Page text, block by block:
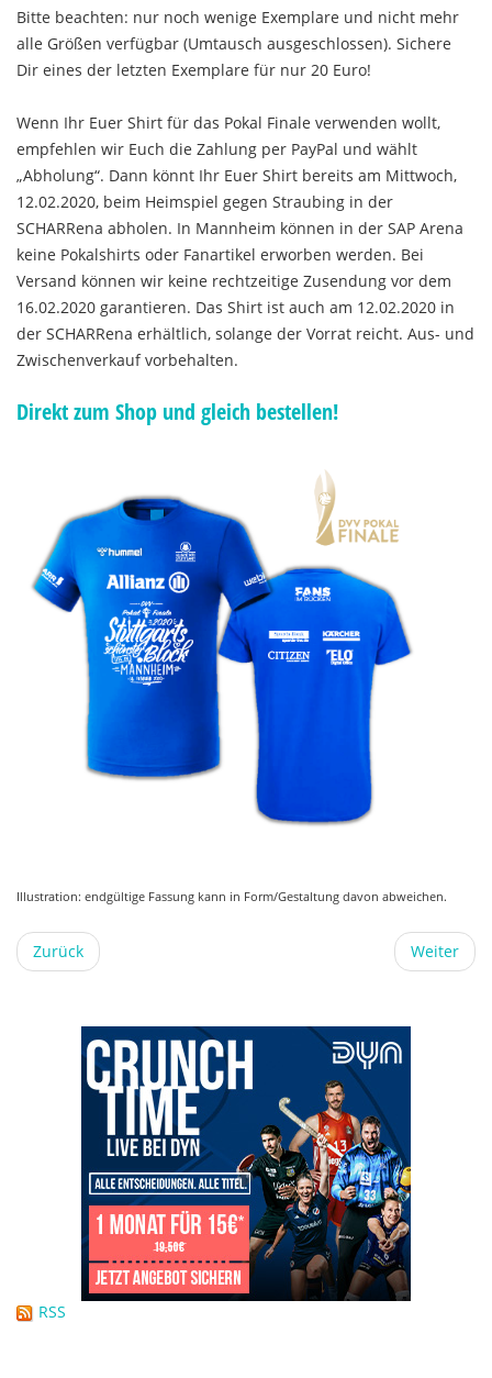
Bitte beachten: nur noch wenige Exemplare und nicht mehr
alle Größen verfügbar (Umtausch ausgeschlossen). Sichere
Dir eines der letzten Exemplare für nur 20 Euro!
Wenn Ihr Euer Shirt für das Pokal Finale verwenden wollt,
empfehlen wir Euch die Zahlung per PayPal und wählt
„Abholung“. Dann könnt Ihr Euer Shirt bereits am Mittwoch,
12.02.2020, beim Heimspiel gegen Straubing in der
SCHARRena abholen. In Mannheim können in der SAP Arena
keine Pokalshirts oder Fanartikel erworben werden. Bei
Versand können wir keine rechtzeitige Zusendung vor dem
16.02.2020 garantieren. Das Shirt ist auch am 12.02.2020 in
der SCHARRena erhältlich, solange der Vorrat reicht. Aus- und
Zwischenverkauf vorbehalten.
Direkt zum Shop und gleich bestellen!
Illustration: endgültige Fassung kann in Form/Gestaltung davon abweichen.
Zurück Weiter
RSS